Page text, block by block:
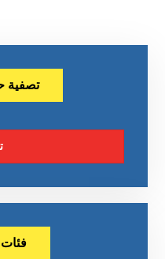
تصفية
فئات